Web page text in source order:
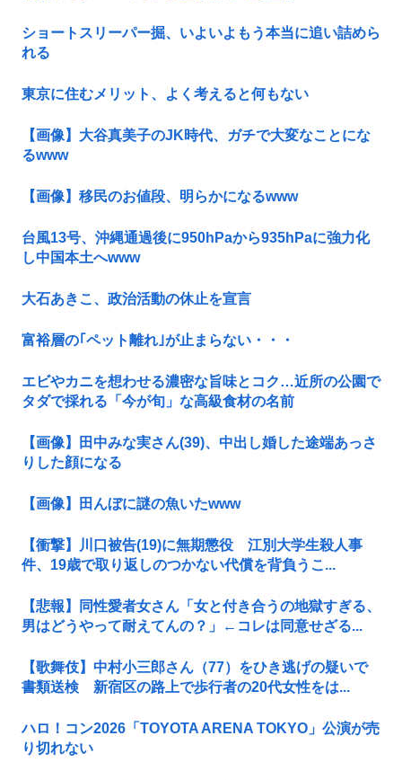
ショートスリーパー掘、いよいよもう本当に追い詰めら
れる
東京に住むメリット、よく考えると何もない
【画像】大谷真美子のJK時代、ガチで大変なことにな
るwww
【画像】移民のお値段、明らかになるwww
台風13号、沖縄通過後に950hPaから935hPaに強力化
し中国本土へwww
大石あきこ、政治活動の休止を宣言
富裕層の｢ペット離れ｣が止まらない・・・
エビやカニを想わせる濃密な旨味とコク…近所の公園で
タダで採れる「今が旬」な高級食材の名前
【画像】田中みな実さん(39)、中出し婚した途端あっさ
りした顔になる
【画像】田んぼに謎の魚いたwww
【衝撃】川口被告(19)に無期懲役 江別大学生殺人事
件、19歳で取り返しのつかない代償を背負うこ...
【悲報】同性愛者女さん「女と付き合うの地獄すぎる、
男はどうやって耐えてんの？」←コレは同意せざる...
【歌舞伎】中村小三郎さん（77）をひき逃げの疑いで
書類送検 新宿区の路上で歩行者の20代女性をは...
ハロ！コン2026「TOYOTA ARENA TOKYO」公演が売
り切れない